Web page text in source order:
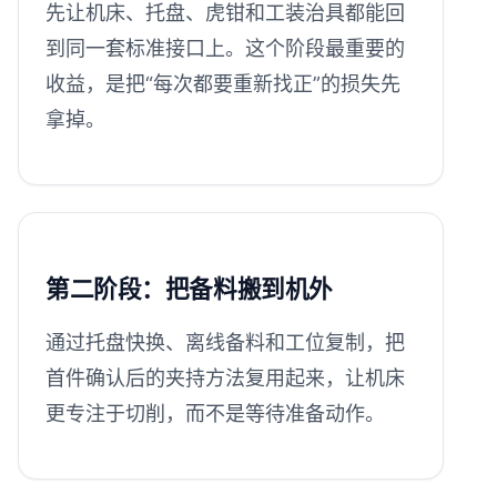
先让机床、托盘、虎钳和工装治具都能回
到同一套标准接口上。这个阶段最重要的
收益，是把“每次都要重新找正”的损失先
拿掉。
第二阶段：把备料搬到机外
通过托盘快换、离线备料和工位复制，把
首件确认后的夹持方法复用起来，让机床
更专注于切削，而不是等待准备动作。